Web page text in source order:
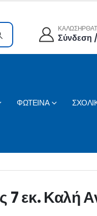
Σύνδεση
ΦΩΤΕΙΝΑ
7 εκ. Καλή